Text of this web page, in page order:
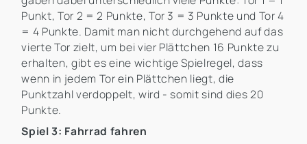
Punkt, Tor 2 = 2 Punkte, Tor 3 = 3 Punkte und Tor 4
= 4 Punkte. Damit man nicht durchgehend auf das
vierte Tor zielt, um bei vier Plättchen 16 Punkte zu
erhalten, gibt es eine wichtige Spielregel, dass
wenn in jedem Tor ein Plättchen liegt, die
Punktzahl verdoppelt, wird - somit sind dies 20
Punkte.
Spiel 3: Fahrrad fahren